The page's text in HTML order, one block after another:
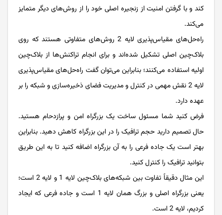
کند و با گرفتن امنیت از زنجیره اصلی خود را از روش‌های دیگر متمایز
می‌کند.
راه‌حل‌های مقیاس‌پذیری لایه 2 روش‌های متفاوتی هستند که روی
بلاک‌چین اصلی تشکیل شده‌اند و برای انجام تراکنش‌ها از بلاک‌چین
اولیه استفاده می‌کنند؛ بنابراین می‌توان گفت راه‌حل‌های مقیاس‌پذیری
لایه 2 نقش مهمی در کنترل و مدیریت فضای ذخیره‌سازی و شبکه را بر
عهده دارد.
فرض کنید شما مسئول ساخت یک بزرگراه امن و پرازدحام هستید.
حال تصمیم دارید حجم ترافیک را در این بزرگراه کاهش دهید. بنابراین
بهتر است یک جاده فرعی را به آن بزرگراه اضافه کنید تا به این طریق
بتوانید ترافیک را کنترل کنید.
این مثال دقیقاً تفاوت بین شبکه‌های بلاک‌چین لایه 1 و لایه 2 است؛
یعنی بزرگراه اصلی و بزرگ همان لایه 1 است و جاده فرعی که ایجاد
کردیم، لایه 2 است.